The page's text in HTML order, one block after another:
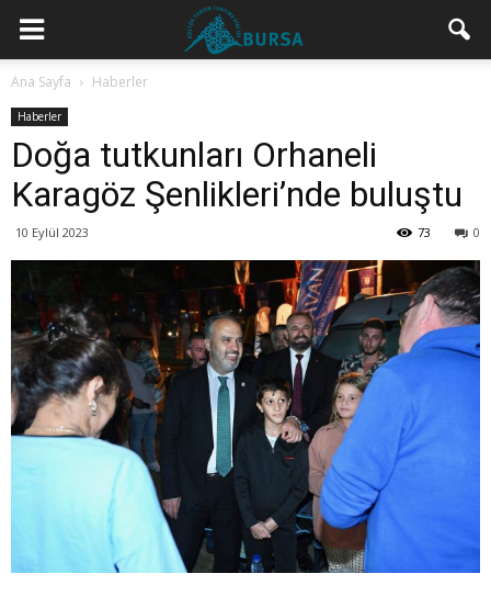
Ana Sayfa Haberler
Haberler
Doğa tutkunları Orhaneli
Karagöz Şenlikleri’nde buluştu
10 Eylül 2023 0
73